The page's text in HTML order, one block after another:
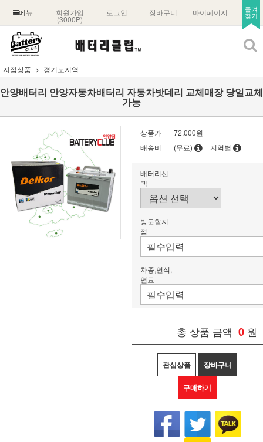
메뉴 회원가입
(3000P)
로그인 장바구니 마이페이지 즐겨
찾기
지점상품 경기도지역
안양배터리 안양자동차배터리 자동차밧데리 교체매장 당일교체
가능
상품가
72,000원
배송비
(무료) 지역별
배터리선
택
방문할지
점
차종,연식,
연료
총 상품 금액 0 원
관심상품 장바구니
구매하기